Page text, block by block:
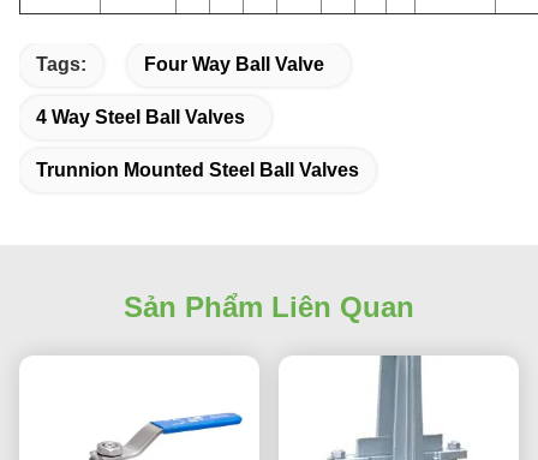
Tags: Four Way Ball Valve
4 Way Steel Ball Valves
Trunnion Mounted Steel Ball Valves
Sản Phẩm Liên Quan